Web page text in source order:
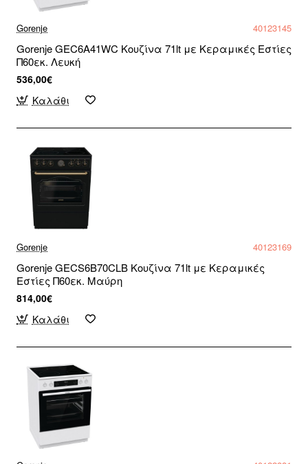
Gorenje 40123145
Gorenje GEC6A41WC Κουζίνα 71lt με Κεραμικές Εστίες
Π60εκ. Λευκή
536,00€
Καλάθι
Gorenje 40123169
Gorenje GECS6B70CLB Κουζίνα 71lt με Κεραμικές
Εστίες Π60εκ. Μαύρη
814,00€
Καλάθι